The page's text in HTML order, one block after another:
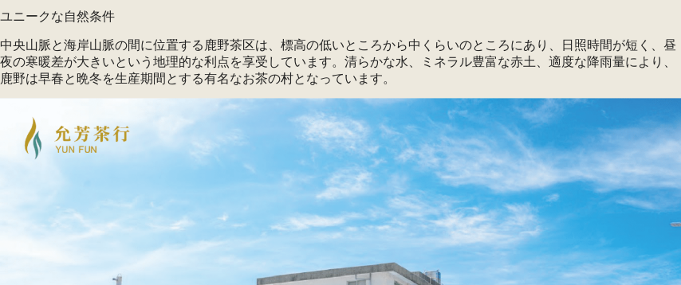
ユニークな自然条件
中央山脈と海岸山脈の間に位置する鹿野茶区は、標高の低いところから中くらいのところにあり、日照時間が短く、昼
夜の寒暖差が大きいという地理的な利点を享受しています。清らかな水、ミネラル豊富な赤土、適度な降雨量により、
鹿野は早春と晩冬を生産期間とする有名なお茶の村となっています。